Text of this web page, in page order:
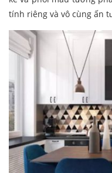
tính riêng và vô cùng ấn